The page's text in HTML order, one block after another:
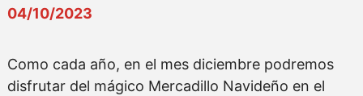
04/10/2023
Como cada año, en el mes diciembre podremos
disfrutar del mágico Mercadillo Navideño en el